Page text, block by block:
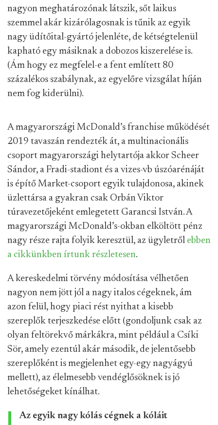
nagyon meghatározónak látszik, sőt laikus
szemmel akár kizárólagosnak is tűnik az egyik
nagy üdítőital-gyártó jelenléte, de kétségtelenül
kapható egy másiknak a dobozos kiszerelése is.
(Ám hogy ez megfelel-e a fent említett 80
százalékos szabálynak, az egyelőre vizsgálat híján
nem fog kiderülni).
A magyarországi McDonald’s franchise működését
2019 tavaszán rendezték át, a multinacionális
csoport magyarországi helytartója akkor Scheer
Sándor, a Fradi-stadiont és a vizes-vb úszóarénáját
is építő Market-csoport egyik tulajdonosa, akinek
üzlettársa a gyakran csak Orbán Viktor
túravezetőjeként emlegetett Garancsi István. A
magyarországi McDonald’s-okban elköltött pénz
nagy része rajta folyik keresztül, az ügyletről ebben
a cikkünkben írtunk részletesen.
A kereskedelmi törvény módosítása vélhetően
nagyon nem jött jól a nagy italos cégeknek, ám
azon felül, hogy piaci rést nyithat a kisebb
szereplők terjeszkedése előtt (gondoljunk csak az
olyan feltörekvő márkákra, mint például a Csíki
Sör, amely ezentúl akár második, de jelentősebb
szereplőként is megjelenhet egy-egy nagyágyú
mellett), az élelmesebb vendéglősöknek is jó
lehetőségeket kínálhat.
Az egyik nagy kólás cégnek a kóláit